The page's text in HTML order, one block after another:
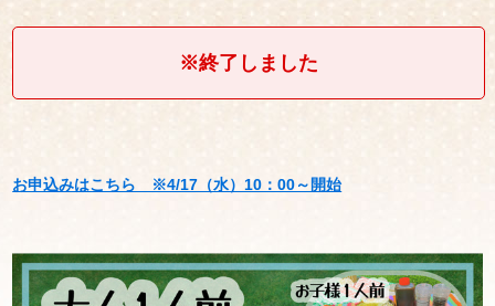
※終了しました
お申込みはこちら ※4/17（水）10：00～開始